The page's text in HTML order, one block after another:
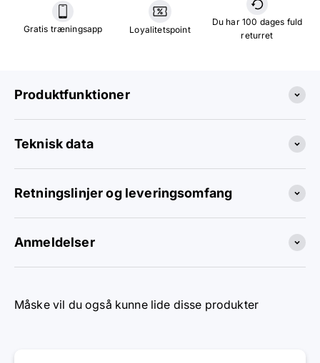
Loyalitetspoint
Du har 100 dages fuld
returret